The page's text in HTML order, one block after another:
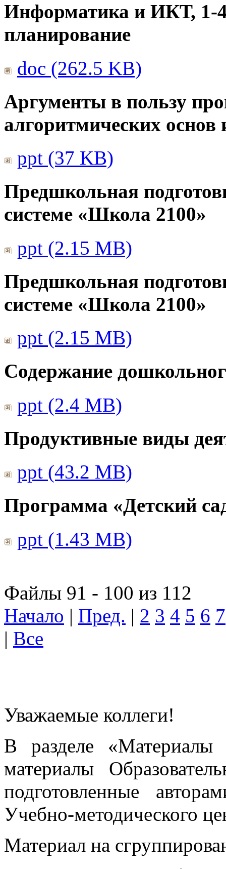
Информатика и ИКТ, 1-
планирование
doc (262.5 KB)
Аргументы в пользу
алгоритмических
ppt (37 KB)
Предшкольная
системе «Школа 2100»
ppt (2.15 MB)
Предшкольная
системе «Школа 2100»
ppt (2.15 MB)
Содержание
ppt (2.4 MB)
Продуктивные виды
ppt (43.2 MB)
Программа «Детский
ppt (1.43 MB)
Файлы 91 - 100 из 112
Начало | Пред. | 2 3 4 5 6 7
| Все
Уважаемые коллеги!
В разделе «Материалы
материалы
подготовленные
Учебно-методического
Материал на